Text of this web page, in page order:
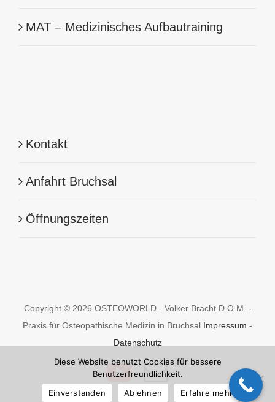
MAT – Medizinisches Aufbautraining
Kontakt
Anfahrt Bruchsal
Öffnungszeiten
Copyright © 2026 OSTEOWORLD - Volker Bracht D.O.M. -
Praxis für Osteopathische Medizin in Bruchsal Impressum -
Datenschutz
YouTube
E-
Mail
Diese Website benutzt Cookies für bessere
Benutzerfreundlichkeit.
Einverstanden
Ablehnen Erfahre mehr